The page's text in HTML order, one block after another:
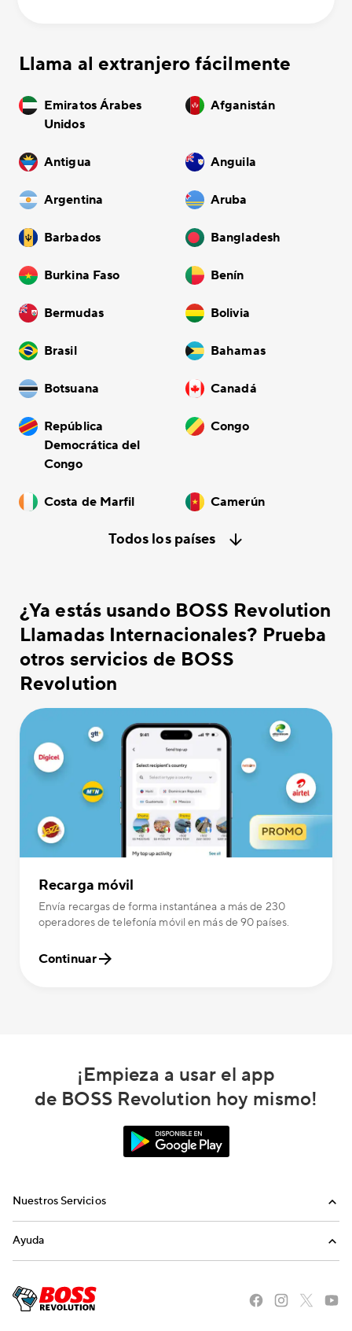
Llama al extranjero fácilmente
Emiratos Árabes
Unidos
Afganistán
Antigua Anguila
Argentina Aruba
Barbados Bangladesh
Burkina Faso Benín
Bermudas Bolivia
Brasil Bahamas
Botsuana Canadá
República
Democrática del
Congo
Congo
Costa de Marfil Camerún
Todos los países
¿Ya estás usando BOSS Revolution
Llamadas Internacionales? Prueba
otros servicios de BOSS
Revolution
Recarga móvil
Envía recargas de forma instantánea a más de 230
operadores de telefonía móvil en más de 90 países.
Continuar
¡Empieza a usar el app
de BOSS Revolution hoy mismo!
Nuestros Servicios
Recargas Internacionales
Ayuda
Envíanos un email